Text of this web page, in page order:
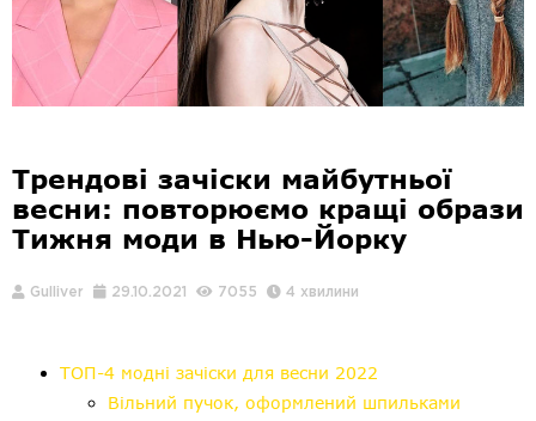
Трендові зачіски майбутньої
весни: повторюємо кращі образи
Тижня моди в Нью-Йорку
Gulliver 29.10.2021 7055 4 хвилини
ТОП-4 модні зачіски для весни 2022
Вільний пучок, оформлений шпильками